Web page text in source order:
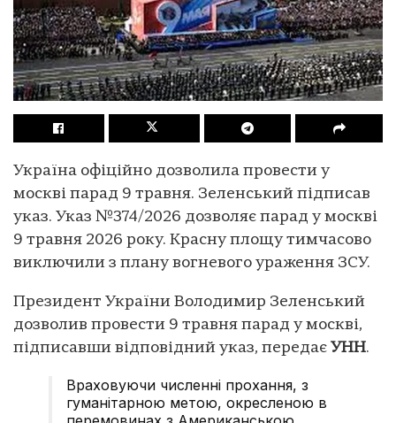
Україна офіційно дозволила провести у
москві парад 9 травня. Зеленський підписав
указ. Указ №374/2026 дозволяє парад у москві
9 травня 2026 року. Красну площу тимчасово
виключили з плану вогневого ураження ЗСУ.
Президент України Володимир Зеленський
дозволив провести 9 травня парад у москві,
підписавши відповідний указ, передає УНН.
Враховуючи численні прохання, з
гуманітарною метою, окресленою в